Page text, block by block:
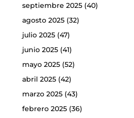
septiembre 2025(40)
agosto 2025(32)
julio 2025(47)
junio 2025(41)
mayo 2025(52)
abril 2025(42)
marzo 2025(43)
febrero 2025(36)